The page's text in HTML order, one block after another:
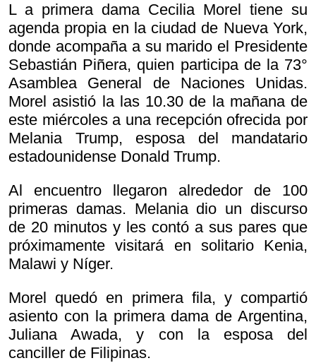
L a primera dama Cecilia Morel tiene su
agenda propia en la ciudad de Nueva York,
donde acompaña a su marido el Presidente
Sebastián Piñera, quien participa de la 73°
Asamblea General de Naciones Unidas.
Morel asistió la las 10.30 de la mañana de
este miércoles a una recepción ofrecida por
Melania Trump, esposa del mandatario
estadounidense Donald Trump.
Al encuentro llegaron alrededor de 100
primeras damas. Melania dio un discurso
de 20 minutos y les contó a sus pares que
próximamente visitará en solitario Kenia,
Malawi y Níger.
Morel quedó en primera fila, y compartió
asiento con la primera dama de Argentina,
Juliana Awada, y con la esposa del
canciller de Filipinas.